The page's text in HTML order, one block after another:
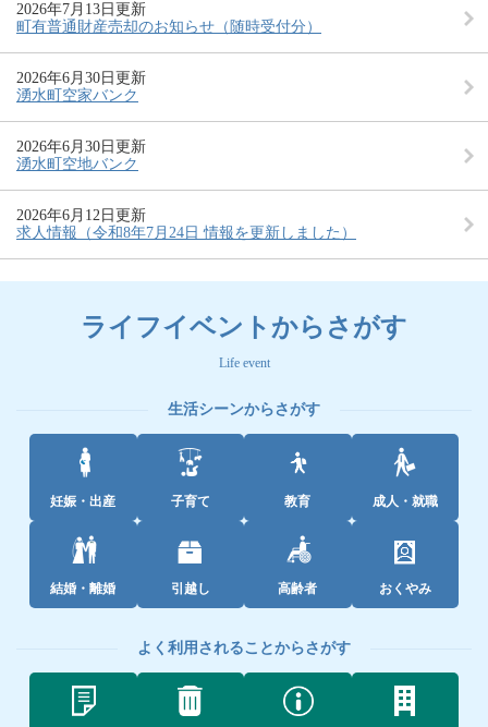
2026年7月13日更新
町有普通財産売却のお知らせ（随時受付分）
2026年6月30日更新
湧水町空家バンク
2026年6月30日更新
湧水町空地バンク
2026年6月12日更新
求人情報（令和8年7月24日 情報を更新しました）
ライフイベントからさがす
Life event
生活シーンからさがす
妊娠・出産 子育て 教育 成人・就職
結婚・離婚 引越し 高齢者 おくやみ
よく利用されることからさがす